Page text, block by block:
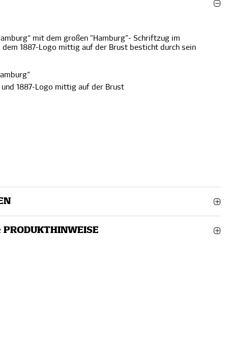
mit dem großen "Hamburg"- Schriftzug im
dem 1887-Logo mittig auf der Brust besticht durch sein
1887-Logo mittig auf der Brust
PRODUKTHINWEISE